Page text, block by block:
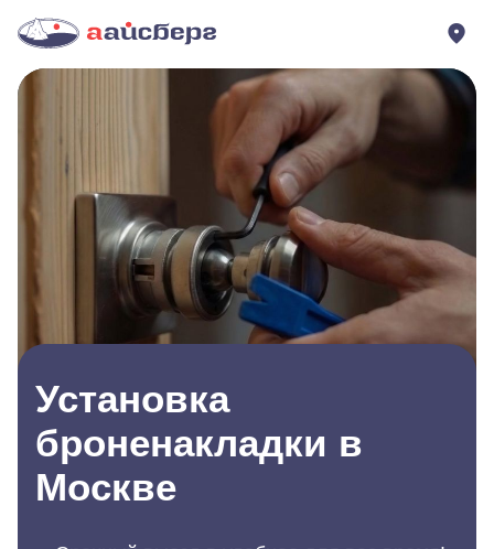
Установка
броненакладки в
Москве